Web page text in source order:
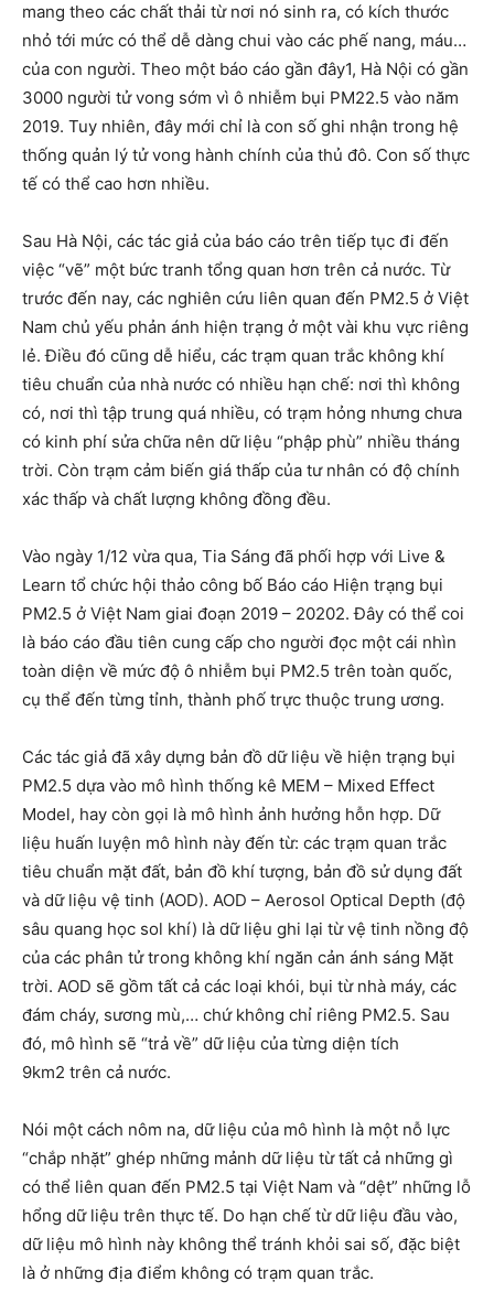
mang theo các chất thải từ nơi nó sinh ra, có kích thước
nhỏ tới mức có thể dễ dàng chui vào các phế nang, máu…
của con người. Theo một báo cáo gần đây1, Hà Nội có gần
3000 người tử vong sớm vì ô nhiễm bụi PM22.5 vào năm
2019. Tuy nhiên, đây mới chỉ là con số ghi nhận trong hệ
thống quản lý tử vong hành chính của thủ đô. Con số thực
tế có thể cao hơn nhiều.
Sau Hà Nội, các tác giả của báo cáo trên tiếp tục đi đến
việc “vẽ” một bức tranh tổng quan hơn trên cả nước. Từ
trước đến nay, các nghiên cứu liên quan đến PM2.5 ở Việt
Nam chủ yếu phản ánh hiện trạng ở một vài khu vực riêng
lẻ. Điều đó cũng dễ hiểu, các trạm quan trắc không khí
tiêu chuẩn của nhà nước có nhiều hạn chế: nơi thì không
có, nơi thì tập trung quá nhiều, có trạm hỏng nhưng chưa
có kinh phí sửa chữa nên dữ liệu “phập phù” nhiều tháng
trời. Còn trạm cảm biến giá thấp của tư nhân có độ chính
xác thấp và chất lượng không đồng đều.
Vào ngày 1/12 vừa qua, Tia Sáng đã phối hợp với Live &
Learn tổ chức hội thảo công bố Báo cáo Hiện trạng bụi
PM2.5 ở Việt Nam giai đoạn 2019 – 20202. Đây có thể coi
là báo cáo đầu tiên cung cấp cho người đọc một cái nhìn
toàn diện về mức độ ô nhiễm bụi PM2.5 trên toàn quốc,
cụ thể đến từng tỉnh, thành phố trực thuộc trung ương.
Các tác giả đã xây dựng bản đồ dữ liệu về hiện trạng bụi
PM2.5 dựa vào mô hình thống kê MEM – Mixed Effect
Model, hay còn gọi là mô hình ảnh hưởng hỗn hợp. Dữ
liệu huấn luyện mô hình này đến từ: các trạm quan trắc
tiêu chuẩn mặt đất, bản đồ khí tượng, bản đồ sử dụng đất
và dữ liệu vệ tinh (AOD). AOD – Aerosol Optical Depth (độ
sâu quang học sol khí) là dữ liệu ghi lại từ vệ tinh nồng độ
của các phân tử trong không khí ngăn cản ánh sáng Mặt
trời. AOD sẽ gồm tất cả các loại khói, bụi từ nhà máy, các
đám cháy, sương mù,… chứ không chỉ riêng PM2.5. Sau
đó, mô hình sẽ “trả về” dữ liệu của từng diện tích
9km2 trên cả nước.
Nói một cách nôm na, dữ liệu của mô hình là một nỗ lực
“chắp nhặt” ghép những mảnh dữ liệu từ tất cả những gì
có thể liên quan đến PM2.5 tại Việt Nam và “dệt” những lỗ
hổng dữ liệu trên thực tế. Do hạn chế từ dữ liệu đầu vào,
dữ liệu mô hình này không thể tránh khỏi sai số, đặc biệt
là ở những địa điểm không có trạm quan trắc.